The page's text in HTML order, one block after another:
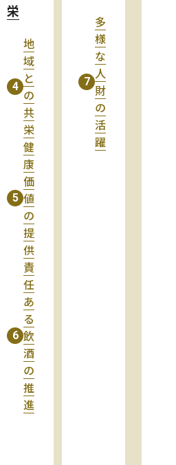
栄
4
地
域
と
の
共
栄
5
健
康
価
値
の
提
供
6
責
任
あ
る
飲
酒
の
推
進
7
多
様
な
人
財
の
活
躍